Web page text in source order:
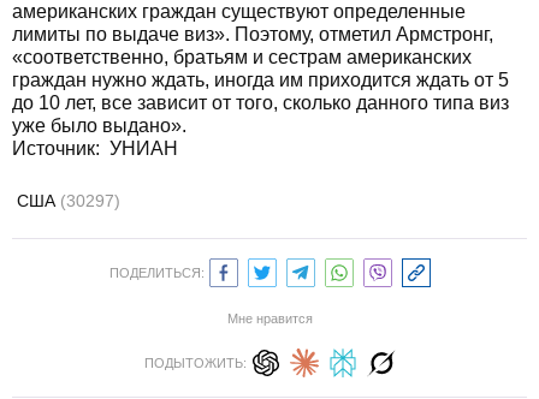
американских граждан существуют определенные
лимиты по выдаче виз». Поэтому, отметил Армстронг,
«соответственно, братьям и сестрам американских
граждан нужно ждать, иногда им приходится ждать от 5
до 10 лет, все зависит от того, сколько данного типа виз
уже было выдано».
Источник: УНИАН
США (30297)
ПОДЕЛИТЬСЯ:
Мне нравится
ПОДЫТОЖИТЬ: